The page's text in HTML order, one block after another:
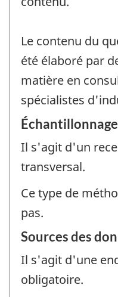
Le contenu du
été élaboré par
matière en
spécialistes
Échantillonnage
Il s'agit d'un
transversal.
Ce type de
pas.
Sources des
Il s'agit d'une
obligatoire.